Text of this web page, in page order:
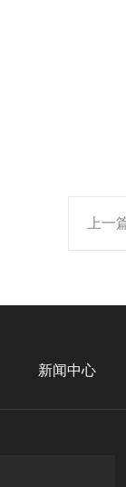
上一
新闻中心